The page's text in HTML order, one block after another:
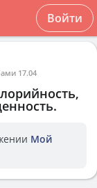
Войти
17.04
Мой